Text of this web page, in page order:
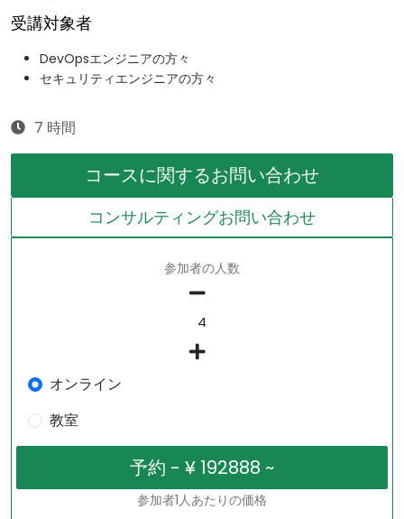
受講対象者
DevOpsエンジニアの方々
セキュリティエンジニアの方々
7 時間
コースに関するお問い合わせ
コンサルティングお問い合わせ
参加者の人数
オンライン
教室
参加者1人あたりの価格